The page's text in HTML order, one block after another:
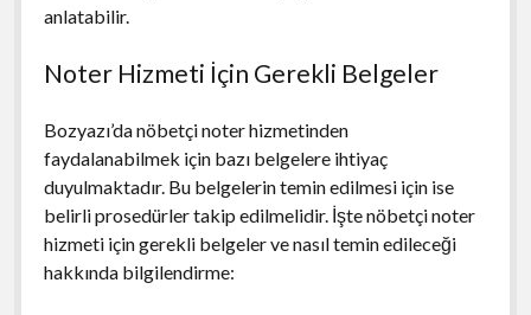
anlatabilir.
Noter Hizmeti İçin Gerekli Belgeler
Bozyazı’da nöbetçi noter hizmetinden
faydalanabilmek için bazı belgelere ihtiyaç
duyulmaktadır. Bu belgelerin temin edilmesi için ise
belirli prosedürler takip edilmelidir. İşte nöbetçi noter
hizmeti için gerekli belgeler ve nasıl temin edileceği
hakkında bilgilendirme: